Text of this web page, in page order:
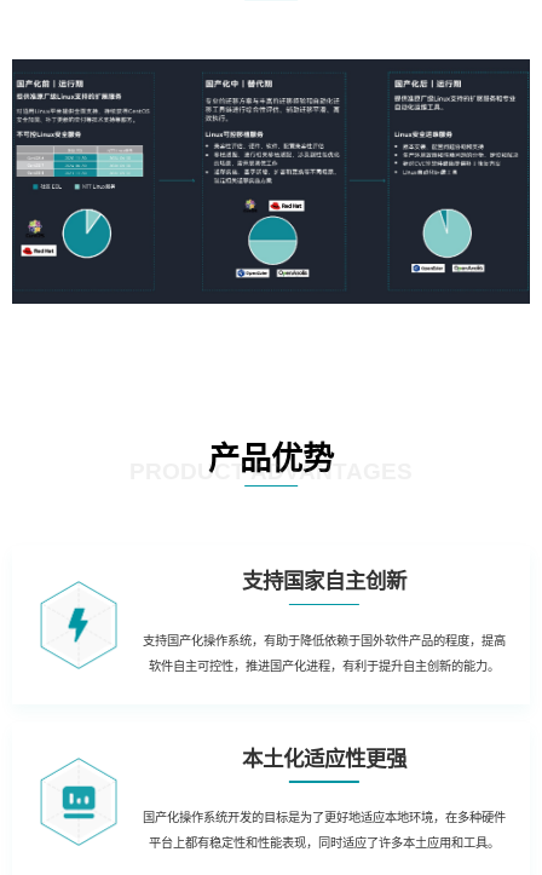
产品优势
PRODUCT ADVANTAGES
支持国家自主创新
支持国产化操作系统，有助于降低依赖于国外软件产品的程度，提高
软件自主可控性，推进国产化进程，有利于提升自主创新的能力。
本土化适应性更强
国产化操作系统开发的目标是为了更好地适应本地环境，在多种硬件
平台上都有稳定性和性能表现，同时适应了许多本土应用和工具。